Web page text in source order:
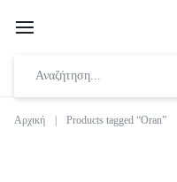
Αρχική Products tagged “Oran”